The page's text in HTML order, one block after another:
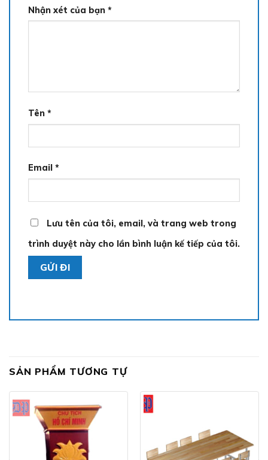
Nhận xét của bạn *
Tên *
Email *
Lưu tên của tôi, email, và trang web trong
trình duyệt này cho lần bình luận kế tiếp của tôi.
SẢN PHẨM TƯƠNG TỰ